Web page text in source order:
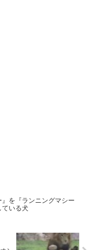
』を『ランニングマシー
ている犬